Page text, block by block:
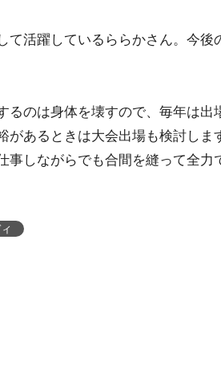
活躍しているららかさん。今後
るのは身体を壊すので、毎年は出
があるときは大会出場も検討しま
事しながらでも合間を縫って全力